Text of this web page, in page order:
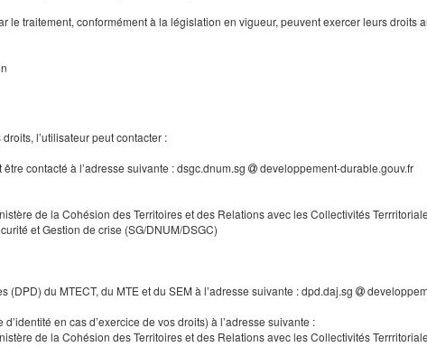
le traitement, conformément à la législation en vigueur, peuvent exercer leurs droits
l’utilisateur peut contacter :
contacté à l’adresse suivante : dsgc.dnum.sg
developpement-durable.gouv.fr
de la Cohésion des Territoires et des Relations avec les Collectivités
et Gestion de crise (SG/DNUM/DSGC)
du MTECT, du MTE et du SEM à l’adresse suivante : dpd.daj.sg
en cas d’exercice de vos droits) à l’adresse suivante :
de la Cohésion des Territoires et des Relations avec les Collectivités